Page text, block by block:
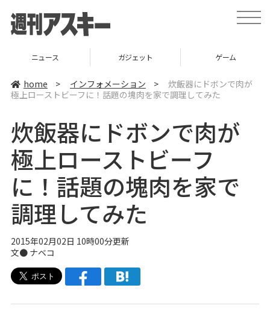
t
o
a
v
ニュース ガジェット ゲーム
home > インフォメーション >
炊飯器にドボンで肉が
極上ローストビーフに！話題の塊肉を家で調理してみた
炊飯器にドボンで肉が
極上ローストビーフ
に！話題の塊肉を家で
調理してみた
2015年02月02日 10時00分更新
文● ナベコ